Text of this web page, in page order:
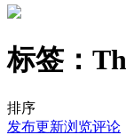
标签：
排序
发布更新浏览评论